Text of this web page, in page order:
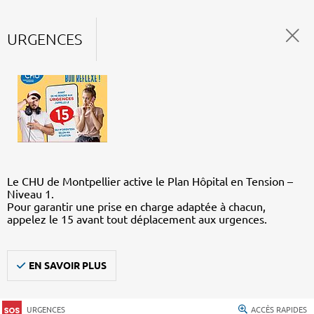
URGENCES
Le CHU de Montpellier active le Plan Hôpital en Tension –
Niveau 1.
Pour garantir une prise en charge adaptée à chacun,
appelez le 15 avant tout déplacement aux urgences.
EN SAVOIR PLUS
URGENCES ACCÈS RAPIDES